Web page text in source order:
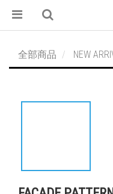
全部商品 NEW